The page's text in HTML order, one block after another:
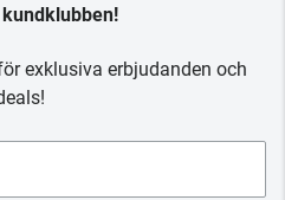
exklusiva erbjudanden och